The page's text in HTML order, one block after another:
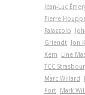
Jean-Luc
Pierre
Palazzolo
Griendt
Jon
Kern
Line
TCC
Marc Willard
Fort
Mark